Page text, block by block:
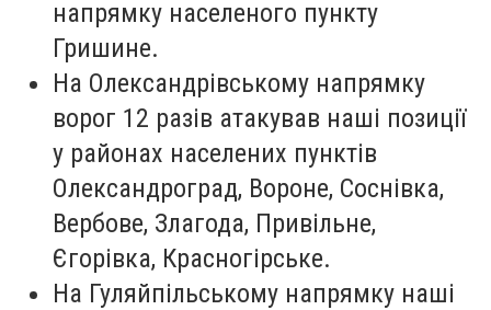
напрямку населеного пункту
Гришине.
На Олександрівському напрямку
ворог 12 разів атакував наші позиції
у районах населених пунктів
Олександроград, Вороне, Соснівка,
Вербове, Злагода, Привільне,
Єгорівка, Красногірське.
На Гуляйпільському напрямку наші